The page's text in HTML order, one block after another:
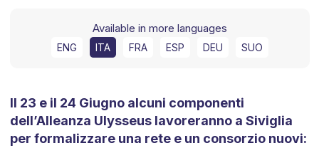
Available in more languages
ENG ITA FRA ESP DEU SUO
Il 23 e il 24 Giugno alcuni componenti
dell’Alleanza Ulysseus lavoreranno a Siviglia
per formalizzare una rete e un consorzio nuovi: